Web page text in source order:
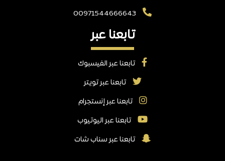
تابعنا عبر
تابعنا عبر الفيسبوك
تابعنا عبر تويتر
تابعنا عبر إنستجرام
تابعنا عبر اليوتيوب
تابعنا عبر سناب شات